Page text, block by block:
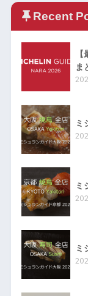
Recent
ま
ミ
ミ
ミ